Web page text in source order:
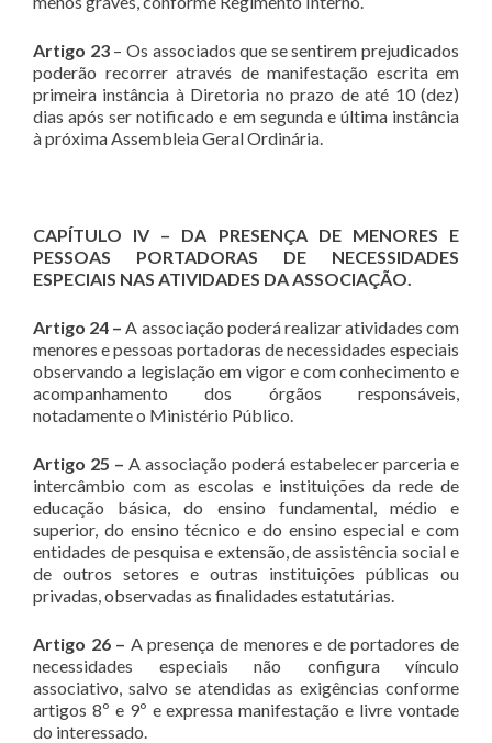
Artigo 23– Os associados que se sentirem prejudicados
poderão recorrer através de manifestação escrita em
primeira instância à Diretoria no prazo de até 10 (dez)
dias após ser notificado e em segunda e última instância
à próxima Assembleia Geral Ordinária.
CAPÍTULO IV – DA PRESENÇA DE MENORES E
PESSOAS PORTADORAS DE NECESSIDADES
ESPECIAIS NAS ATIVIDADES DA ASSOCIAÇÃO.
Artigo 24 – A associação poderá realizar atividades com
menores e pessoas portadoras de necessidades especiais
observando a legislação em vigor e com conhecimento e
acompanhamento dos órgãos responsáveis,
notadamente o Ministério Público.
Artigo 25 – A associação poderá estabelecer parceria e
intercâmbio com as escolas e instituições da rede de
educação básica, do ensino fundamental, médio e
superior, do ensino técnico e do ensino especial e com
entidades de pesquisa e extensão, de assistência social e
de outros setores e outras instituições públicas ou
privadas, observadas as finalidades estatutárias.
Artigo 26 – A presença de menores e de portadores de
necessidades especiais não configura vínculo
associativo, salvo se atendidas as exigências conforme
artigos 8º e 9º e expressa manifestação e livre vontade
do interessado.